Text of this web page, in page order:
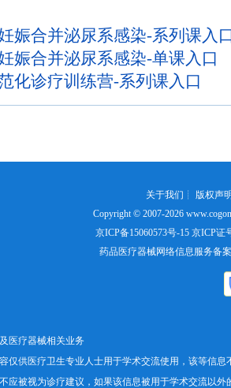
娠合并泌尿系感染-系列课入
娠合并泌尿系感染-单课入口
化诊疗训练营-系列课入口
关于我们 ┊ 版权声
Copyright © 2007-2026
京ICP备15060573号-15京ICP证
药品医疗器械网络信息服务备
医疗器械相关业务
仅供医疗卫生专业人士用于学术交流使用，该等信息
应被视为诊疗建议，如果该信息被用于学术交流以外